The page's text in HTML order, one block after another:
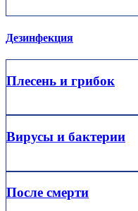
Дезинфекция
Плесень и грибок
Вирусы и бактерии
После смерти